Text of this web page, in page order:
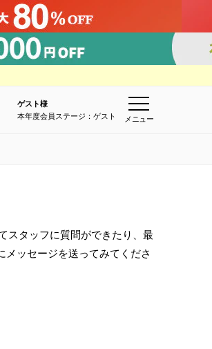
ゲスト様
本年度会員ステージ：ゲスト
メニュー
スタッフに質問ができたり、最
ッセージを送ってみてくださ